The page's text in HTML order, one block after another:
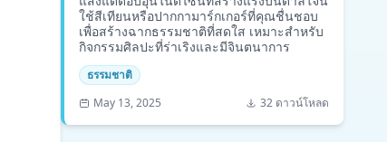
ใช้สีเทียนหรือปากกามาร์กเกอร์ที่คุณชื่นชอบ
เพื่อสร้างฉากธรรมชาติที่สดใส เหมาะสำหรับ
กิจกรรมศิลปะที่ร่าเริงและมีจินตนาการ
ธรรมชาติ
May 13, 2025
32 ดาวน์โหลด